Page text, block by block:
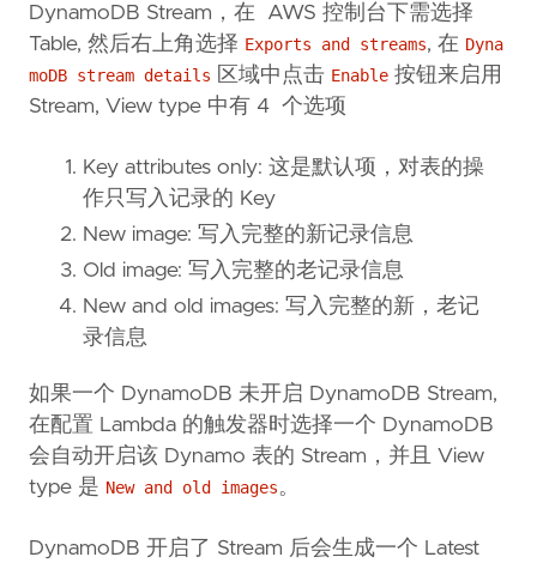
DynamoDB Stream，在 AWS 控制台下需选择
Table, 然后右上角选择 Exports and streams, 在 Dyna
moDB stream details 区域中点击 Enable 按钮来启用
Stream, View type 中有 4 个选项
Key attributes only: 这是默认项，对表的操
作只写入记录的 Key
New image: 写入完整的新记录信息
Old image: 写入完整的老记录信息
New and old images: 写入完整的新，老记
录信息
如果一个 DynamoDB 未开启 DynamoDB Stream,
在配置 Lambda 的触发器时选择一个 DynamoDB
会自动开启该 Dynamo 表的 Stream，并且 View
type 是 New and old images。
DynamoDB 开启了 Stream 后会生成一个 Latest